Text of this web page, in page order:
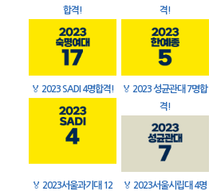
합격!
격!
🏅 2023 SADI 4명합격! 🏅 2023 성균관대 7명합
격!
🏅 2023서울과기대 12
🏅 2023서울시립대 4명